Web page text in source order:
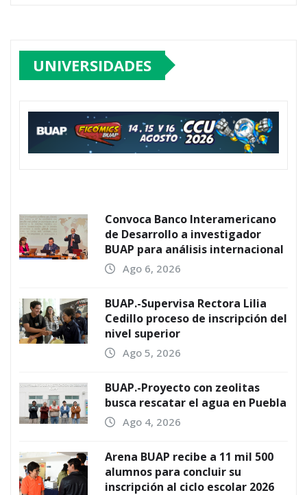
UNIVERSIDADES
Convoca Banco Interamericano
de Desarrollo a investigador
BUAP para análisis internacional
Ago 6, 2026
BUAP.-Supervisa Rectora Lilia
Cedillo proceso de inscripción del
nivel superior
Ago 5, 2026
BUAP.-Proyecto con zeolitas
busca rescatar el agua en Puebla
Ago 4, 2026
Arena BUAP recibe a 11 mil 500
alumnos para concluir su
inscripción al ciclo escolar 2026